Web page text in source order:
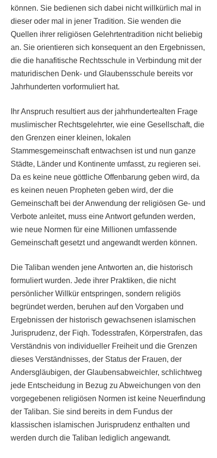
können. Sie bedienen sich dabei nicht willkürlich mal in
dieser oder mal in jener Tradition. Sie wenden die
Quellen ihrer religiösen Gelehrtentradition nicht beliebig
an. Sie orientieren sich konsequent an den Ergebnissen,
die die hanafitische Rechtsschule in Verbindung mit der
maturidischen Denk- und Glaubensschule bereits vor
Jahrhunderten vorformuliert hat.
Ihr Anspruch resultiert aus der jahrhundertealten Frage
muslimischer Rechtsgelehrter, wie eine Gesellschaft, die
den Grenzen einer kleinen, lokalen
Stammesgemeinschaft entwachsen ist und nun ganze
Städte, Länder und Kontinente umfasst, zu regieren sei.
Da es keine neue göttliche Offenbarung geben wird, da
es keinen neuen Propheten geben wird, der die
Gemeinschaft bei der Anwendung der religiösen Ge- und
Verbote anleitet, muss eine Antwort gefunden werden,
wie neue Normen für eine Millionen umfassende
Gemeinschaft gesetzt und angewandt werden können.
Die Taliban wenden jene Antworten an, die historisch
formuliert wurden. Jede ihrer Praktiken, die nicht
persönlicher Willkür entspringen, sondern religiös
begründet werden, beruhen auf den Vorgaben und
Ergebnissen der historisch gewachsenen islamischen
Jurisprudenz, der Fiqh. Todesstrafen, Körperstrafen, das
Verständnis von individueller Freiheit und die Grenzen
dieses Verständnisses, der Status der Frauen, der
Andersgläubigen, der Glaubensabweichler, schlichtweg
jede Entscheidung in Bezug zu Abweichungen von den
vorgegebenen religiösen Normen ist keine Neuerfindung
der Taliban. Sie sind bereits in dem Fundus der
klassischen islamischen Jurisprudenz enthalten und
werden durch die Taliban lediglich angewandt.